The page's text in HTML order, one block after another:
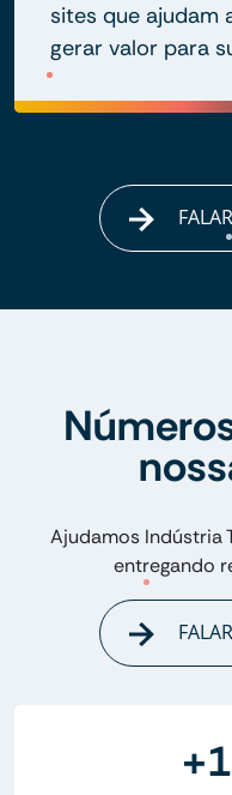
sites que ajudam
gerar valor para
Ajudamos Indústria
entregando